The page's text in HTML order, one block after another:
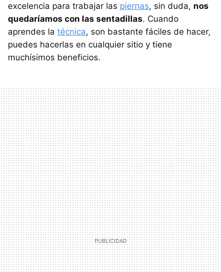
excelencia para trabajar las piernas, sin duda, nos
quedaríamos con las sentadillas. Cuando
aprendes la técnica, son bastante fáciles de hacer,
puedes hacerlas en cualquier sitio y tiene
muchísimos beneficios.